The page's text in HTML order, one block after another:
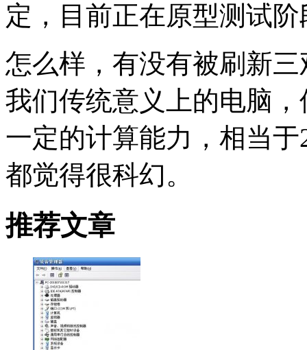
定，目前正在原型测试阶
怎么样，有没有被刷新
我们传统意义上的电脑
一定的计算能力，相当
都觉得很科幻。
推荐文章